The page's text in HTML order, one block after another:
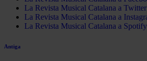
La Revista Musical Catalana a Twitter
La Revista Musical Catalana a
La Revista Musical Catalana a Spotify
Antiga